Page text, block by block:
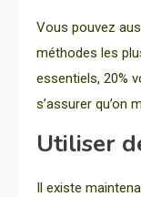
Vous pouvez
méthodes les
essentiels, 20%
s’assurer qu’on
Utiliser
Il existe